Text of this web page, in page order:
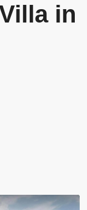
in